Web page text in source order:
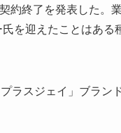
終了を発表した。
を迎えたことはある
ラスジェイ」ブラン